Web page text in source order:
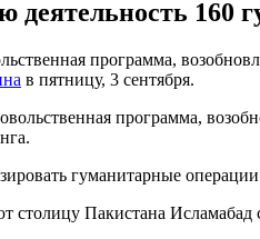
160
программа,
в пятницу, 3 сентября.
программа,
гуманитарные
столицу Пакистана